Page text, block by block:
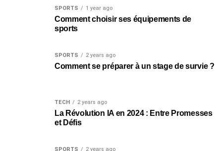
SPORTS 1 year ago
Comment choisir ses équipements de
sports
SPORTS 2 years ago
Comment se préparer à un stage de survie ?
TECH 2 years ago
La Révolution IA en 2024 : Entre Promesses
et Défis
SPORTS 2 years ago